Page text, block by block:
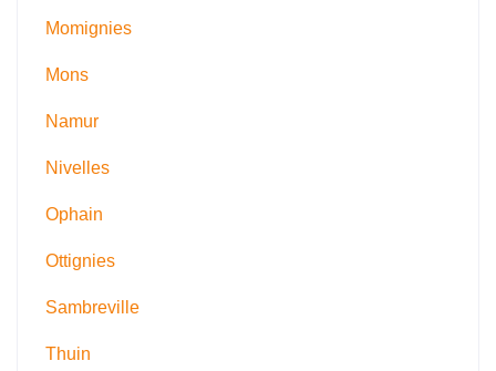
Momignies
Mons
Namur
Nivelles
Ophain
Ottignies
Sambreville
Thuin